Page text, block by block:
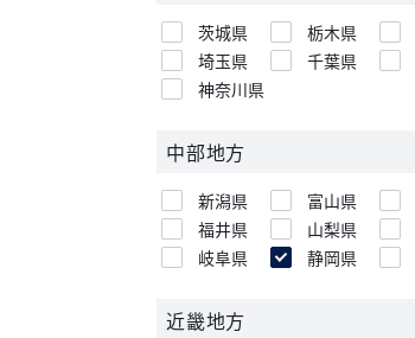
茨城県 栃木県
埼玉県
千葉県
神奈川県
中部地方
新潟県 富山県
福井県
山梨県
岐阜県
静岡県
近畿地方